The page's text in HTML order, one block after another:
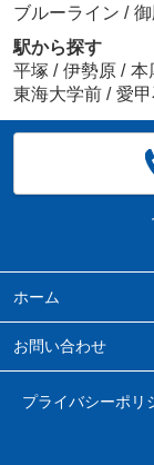
ブルーライン /
駅から探す
平塚 / 伊勢原 / 本
東海大学前 / 愛甲
ホーム
お問い合わせ
プライバシーポリ